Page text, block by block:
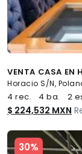
Horacio S/N,
4 rec. 4 ba. 2
$ 224,532 MXN
30%
Slide 1 of 5